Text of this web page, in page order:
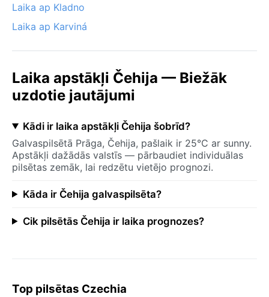
Laika ap Kladno
Laika ap Karviná
Laika apstākļi Čehija — Biežāk
uzdotie jautājumi
Kādi ir laika apstākļi Čehija šobrīd?
Galvaspilsētā Prāga, Čehija, pašlaik ir 25°C ar sunny.
Apstākļi dažādās valstīs — pārbaudiet individuālas
pilsētas zemāk, lai redzētu vietējo prognozi.
Kāda ir Čehija galvaspilsēta?
Cik pilsētās Čehija ir laika prognozes?
Top pilsētas Czechia